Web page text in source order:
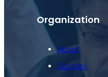
Organization
About
Courses